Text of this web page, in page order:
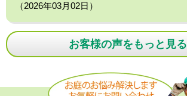
（2026年03月02日）
お客様の声をもっと見る